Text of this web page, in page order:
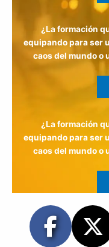
¿La formación
equipando para ser
caos del mundo o
¿La formación
equipando para ser
caos del mundo o